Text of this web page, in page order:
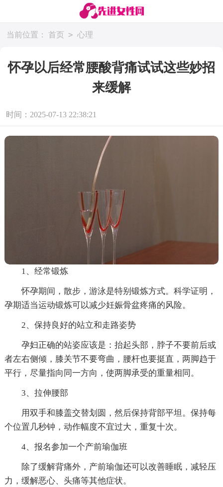
当前位置： 首页 > 心理
怀孕以后经常腰酸背痛试试这些妙招
来缓解
时间：2025-07-13 22:38:21
1、经常锻炼
怀孕期间，散步，游泳是特别锻炼方式。科学证明，
孕期适当运动锻炼可以减少妊娠骨盆疼痛的风险。
2、保持良好的站立和走路姿势
孕妇正确的站姿应该是：抬起头部，脖子不要前后或
者左右侧倾，膝关节不要弯曲，腰杆也要挺直，两脚趋于
平行，尽量指向同一方向，使两脚承受的重量相同。
3、拉伸腰部
用双手和膝盖交替划圆，然后保持背部平坦。保持每
个位置几秒钟，动作幅度不宜过大，重复十次。
4、报名参加一个产前瑜伽班
除了缓解背痛外，产前瑜伽还可以改善睡眠，减轻压
力，缓解恶心、头痛等其他症状。